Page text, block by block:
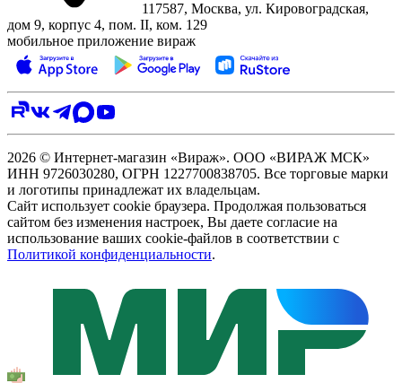
117587, Москва, ул. Кировоградская,
дом 9, корпус 4, пом. II, ком. 129
мобильное приложение вираж
2026 © Интернет-магазин «Вираж». ООО «ВИРАЖ МСК»
ИНН 9726030280, ОГРН 1227700838705. Все торговые марки
и логотипы принадлежат их владельцам.
Сайт использует cookie браузера. Продолжая пользоваться
сайтом без изменения настроек, Вы даете согласие на
использование ваших cookie-файлов в соответствии с
Политикой конфиденциальности.